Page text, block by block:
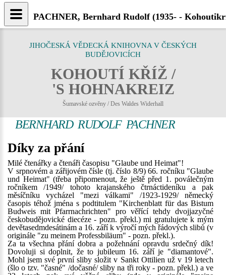
JIHOČESKÁ VĚDECKÁ KNIHOVNA V ČESKÝCH
BUDĚJOVICÍCH
KOHOUTÍ KŘÍŽ /
'S HOHNAKREIZ
Šumavské ozvěny / Des Waldes Widerhall
BERNHARD RUDOLF PACHNER
Díky za přání
Milé čtenářky a čtenáři časopisu "Glaube und Heimat"!
V srpnovém a zářijovém čísle (tj. číslo 8/9) 66. ročníku "Glaube
und Heimat" (třeba připomenout, že ještě před 1. poválečným
ročníkem /1949/ tohoto krajanského čtrnáctideníku a pak
měsíčníku vycházel "mezi válkami" /1923-1929/ německý
časopis téhož jména s podtitulem "Kirchenblatt für das Bistum
Budweis mit Pfarrnachrichten" pro věřící tehdy dvojjazyčné
českobudějovické diecéze - pozn. překl.) mi gratulujete k mým
devětasedmdesátinám a 16. září k výročí mých řádových slibů (v
originále "zu meinem Professbiläum" - pozn. překl.).
Za ta všechna přání dobra a požehnání opravdu srdečný dík!
Dovoluji si doplnit, že to jubileum 16. září je "diamantové".
Mohl jsem své první sliby složit v Sankt Ottilien už v 19 letech
(šlo o tzv. "časné" /dočasné/ sliby na tři roky - pozn. překl.) a ve
PACHNER, Bernhard Rudolf (1935- -